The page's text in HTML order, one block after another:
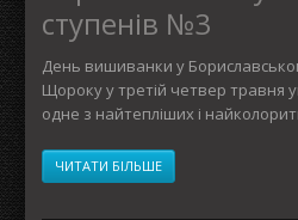
ступенів №3
День вишиванки у
Щороку у третій четвер травня
одне з найтепліших і
ЧИТАТИ БІЛЬШЕ